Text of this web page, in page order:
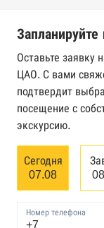
Реестр
Картотека
Единый
Оставьте заявку
ЦАО. С вами
подтвердит
посещение с
экскурсию.
Сегодня
07.08
Номер телефона